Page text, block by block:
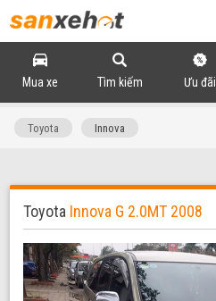
Mua xe Tìm kiếm Ưu đãi
Toyota Innova
Toyota Innova G 2.0MT 2008